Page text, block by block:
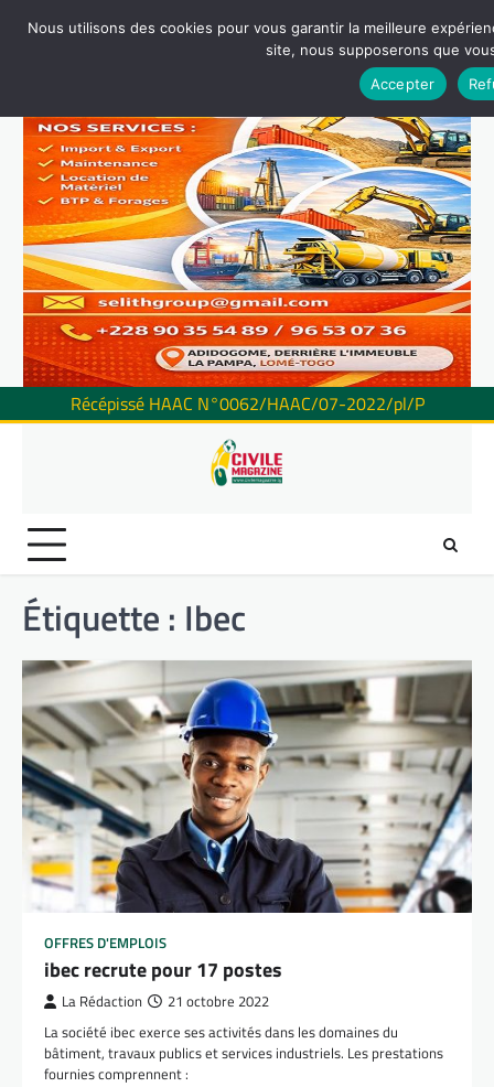
Récépissé HAAC N°0062/HAAC/07-2022/pl/P
Étiquette : Ibec
OFFRES D'EMPLOIS
ibec recrute pour 17 postes
La Rédaction 21 octobre 2022
La société ibec exerce ses activités dans les domaines du
bâtiment, travaux publics et services industriels. Les prestations
fournies comprennent :
Nous utilisons des cookies pour vous garantir la meilleure
site, nous supposerons que
Accepter